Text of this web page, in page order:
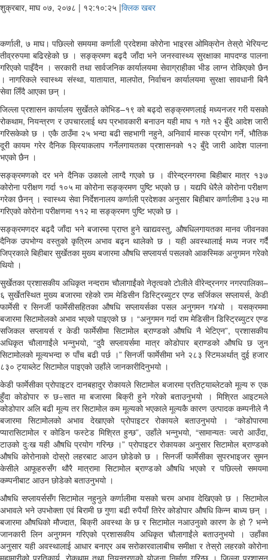
शुक्रबार, माघ ०७, २०७८ | १२:१०:२५ |क्लिक खबर
कर्णाली, ७ माघ। पछिल्लो समयमा कर्णाली प्रदेशमा कोरोना भाइरस ओमिक्रोन तेस्रो भेरियन्ट
तीव्ररुपमा बढिरहेको छ । सङ्क्रमण बढ्दै जाँदा भने जनस्वास्थ्य सुरक्षाका मापदण्ड पालना
गरिएको पाइँदैन । सरकारी तथा सार्वजनिक कार्यालयमा सेवाग्राहीका भीड लाग्न रोकिएको छैन
। नागरिकले स्वास्थ्य संस्था, यातायात, मालपोत, निर्वाचन कार्यालयमा सुरक्षा सावधानी बिनै
सेवा लिँदै आएका छन् ।
जिल्ला प्रशासन कार्यालय सुर्खेतले कोभिड–१९ को बढ्दो सङ्क्रमणलाई मध्यनजर गरी यसको
रोकथाम, नियन्त्रण र उपचारलाई थप प्रभावकारी बनाउन यही माघ १ गते १२ बुँदे आदेश जारी
गरिसकेको छ । एकै ठाउँमा २५ भन्दा बढी सहभागी नहुने, अनिवार्य मास्क प्रयोग गर्ने, भौतिक
दूरी कायम गरेर दैनिक क्रियाकलाप गर्नेलगायतका प्रशासनको १२ बुँदे जारी आदेश पालना
भएको छैन ।
सङ्क्रमणको दर भने दैनिक उकालो लाग्दै गएको छ । वीरेन्द्रनगरमा बिहीबार मात्र १३७
कोरोना परीक्षण गर्दा १०५ मा कोरोना सङ्क्रमण पुष्टि भएको छ । यद्यपि धेरैले कोरोना परीक्षण
गरेका छैनन् । स्वास्थ्य सेवा निर्देशनालय कर्णाली प्रदेशका अनुसार बिहीबार कर्णालीमा ३२७ मा
गरिएको कोरोना परीक्षणमा ११२ मा सङ्क्रमण पुष्टि भएको छ ।
सङ्क्रमणदर बढ्दै जाँदा भने बजारमा प्राप्त हुने खाद्यवस्तु, औषधिलगायतका मानव जीवनका
दैनिक उपभोग्य वस्तुको कृत्रिम अभाव बढ्न थालेको छ । यही अवस्थालाई मध्य नजर गर्दै
जिप्रकाले बिहीबार सुर्खेतका मुख्य बजारमा औषधि सप्लायर्स पसलको आकस्मिक अनुगमन गरेको
थियो ।
सुर्खेतका प्रशासकीय अधिकृत नन्दराम चौलागाईंको नेतृत्वको टोलीले वीरेन्द्रनगर नगरपालिका–
६ सुर्खेतस्थित मुख्य बजारमा रहेको राम मेडिसीन डिस्ट्रिब्युटर एण्ड सर्जिकल सप्लायर्स, केडी
फार्मेसी र सिनर्जी फार्मेसीसहितका औषधि सप्लायर्सका पसल अनुगमन ग¥यो । यसक्रममा
बजारमा सिटामोलको अभाव भएको पाइएको छ । “अनुगमन गर्दा राम मेडिसीन डिस्ट्रिब्युटर एण्ड
सजिकल सप्लायर्स र केडी फार्मेसीमा सिटामोल ब्राण्डको औषधि नै भेटिएन”, प्रशासकीय
अधिकृत चौलागाईंले भन्नुभयो, “दुवै सप्लायर्समा मात्र कोडोपार ब्राण्डको औषधि छ जुन
सिटामोलको मूल्यभन्दा रु पाँच बढी पर्छ ।” सिनर्जी फार्मेसीमा भने २८३ स्टिमअर्थात् दुई हजार
८३० ट्याब्लेट सिटामोल पाइएको उहाँले जानकारीदिनुभयो ।
केडी फार्मेसीका प्रोपाइटर दानबहादुर रोकायले सिटामोल बजारमा प्रतिट्याब्लेटको मूल्य रु एक
हुँदा कोडोपार रु छ÷सात मा बजारमा बिक्री हुने गरेको बताउनुभयो । मिश्रित आइटमले
कोडोपार अलि बढी मूल्य तर सिटामोल कम मूल्यको भएकाले मूल्यकै कारण उत्पादक कम्पनीले नै
बजारमा सिटामोलको अभाव देखाएको प्रोपाइटर रोकायले बताउनुभयो । “कोडोपारमा
प्यारासिटामोल र कोडिन फस्टेड मिश्रित हुन्छ”, उहाँले भन्नुभयो, “सामान्यतः ज्वरो आउँदा,
टाउको दुःख यही औषधि प्रयोग गरिन्छ ।” प्रोपाइटर रोकायका अनुसार सिटामोल ब्राण्डको
औषधि कोरोनाको दोस्रो लहरबाट आउन छोडेको छ । सिनर्जी फार्मेसीका सुपरभाइजर सुमन
केसीले आफूहरुसँग थौरै मात्रामा सिटामोल ब्राण्डको औषधि भएको र पछिल्लो समयमा
कम्पनीबाट आउन छोडेको बताउनुभयो ।
औषधि सप्लायर्ससँग सिटामोल नहुनुले कर्णालीमा यसको चरम अभाव देखिएको छ । सिटामोल
अभावले भने उपभोक्ता एवं बिरामी छ गुणा बढी रुपैयाँ तिरेर कोडोपार औषधि किन्न बाध्य छन् ।
बजारमा औषधिको मौज्दात, बिक्री अवस्था के छ र सिटामोल नआउनुको कारण के हो ? भन्ने
जानकारी लिन अनुगमन गरिएको प्रशासकीय अधिकृत चौलागाईंले बताउनुभयो । उहाँका
अनुसार यही अवस्थालाई आधार बनाएर अब सरोकारवालाबीच समीक्षा र तेस्रो लहरको कोरोना
महामारीको प्रतिकार्य, रोकथाम तथा नियन्त्रणको योजना निर्माण गरिन्छ । जिल्ला प्रशासन